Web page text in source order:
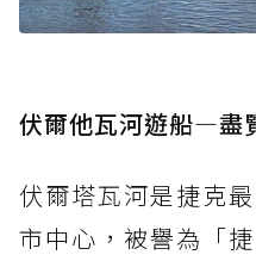
伏爾他瓦河遊船—盡
伏爾塔瓦河是捷克
市中心，被譽為「